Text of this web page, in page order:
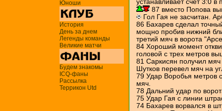
Юноши
История
День за днем
Легенды команды
Великие матчи
Будем знакомы
ICQ-фаны
Рассылка
Террикон Utd
устанавливает счет 3:0 в
87 вместо Попова
Гол Гая не засчитан.
86 Бахарев сделал
мощно пробив нижний
третий мяч в ворота
84 Хороший момент
головой с трех метров
81 Саркисян получил
Шутков перевел мяч на
79 Удар Воробья метров
мяч.
78 Дальний удар по
75 Удар Гая с линии
74 Бахарев ворвался в